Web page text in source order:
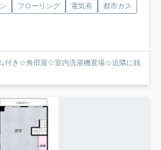
フローリング 電気有
都市ガス
付き☆角部屋☆室内洗濯機置場☆近隣に銭